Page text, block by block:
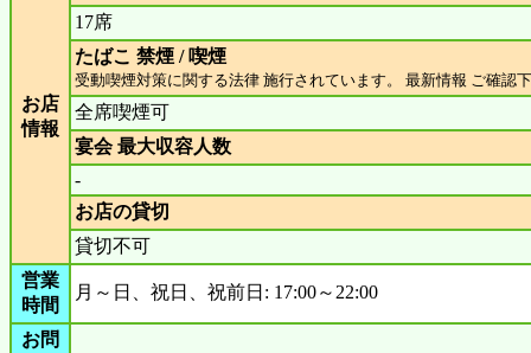
お店
情報
17席
たばこ 禁煙 / 喫煙
受動喫煙対策に関する法律 施行されています。 最新情報 ご確認
全席喫煙可
宴会 最大収容人数
-
お店の貸切
貸切不可
営業
時間
月～日、祝日、祝前日: 17:00～22:00
お問